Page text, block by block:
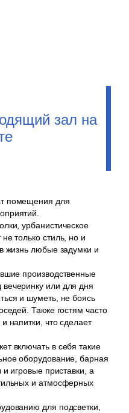
зал на
помещения для
урбанистическое
только стиль, но и
жизнь любые задумки и
производственные
или для дня
и шуметь, не боясь
Также гостям часто
напитки, что сделает
включать в себя такие
оборудование, барная
игровые приставки, а
и атмосферных
для подсветки,